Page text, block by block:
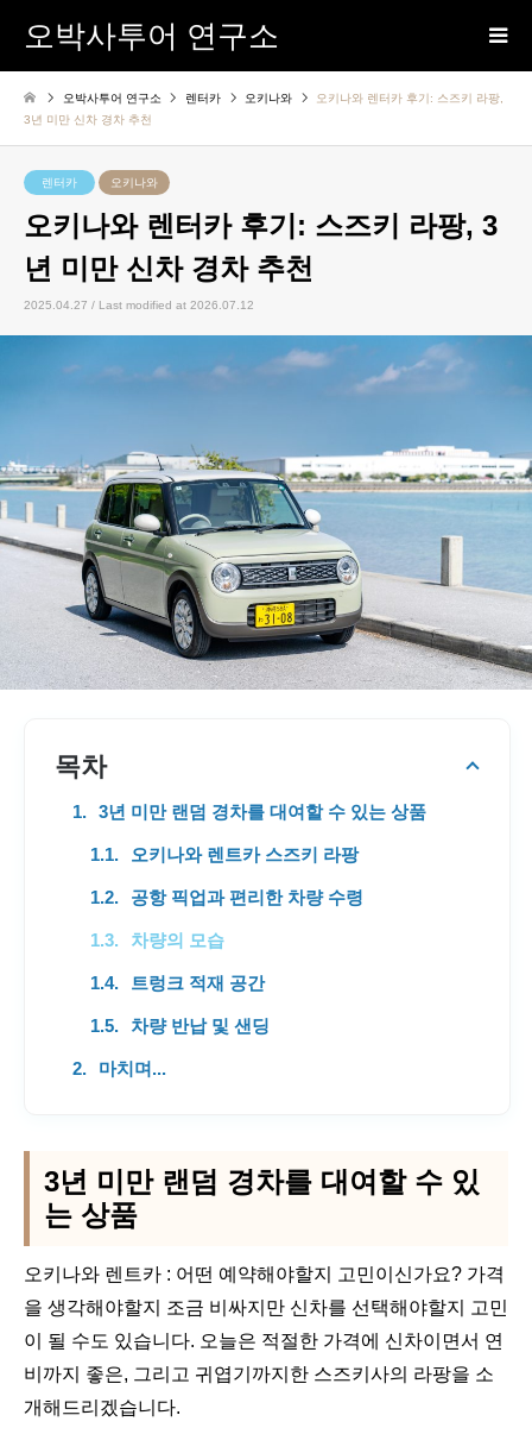
오박사투어 연구소
오박사투어 연구소 렌터카 오키나와
오키나와 렌터카 후기: 스즈키 라팡,
3년 미만 신차 경차 추천
렌터카 오키나와
오키나와 렌터카 후기: 스즈키 라팡, 3
년 미만 신차 경차 추천
2025.04.27 / Last modified at 2026.07.12
목차
3년 미만 랜덤 경차를 대여할 수 있는 상품
오키나와 렌트카 스즈키 라팡
공항 픽업과 편리한 차량 수령
차량의 모습
트렁크 적재 공간
차량 반납 및 샌딩
마치며...
3년 미만 랜덤 경차를 대여할 수 있
는 상품
오키나와 렌트카 : 어떤 예약해야할지 고민이신가요? 가격
을 생각해야할지 조금 비싸지만 신차를 선택해야할지 고민
이 될 수도 있습니다. 오늘은 적절한 가격에 신차이면서 연
비까지 좋은, 그리고 귀엽기까지한 스즈키사의 라팡을 소
개해드리겠습니다.